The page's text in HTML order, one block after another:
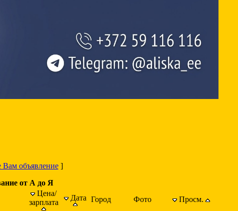
объявление]
от А до Я
Цена/
зарплата
Дата Город Фото Просм.